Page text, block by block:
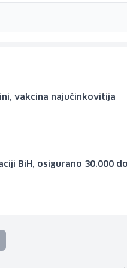
vakcina najučinkovitija
BiH, osigurano 30.000